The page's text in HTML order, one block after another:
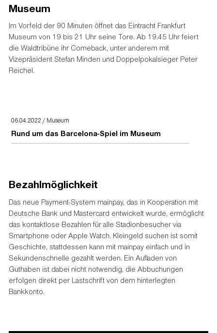
Museum
Im Vorfeld der 90 Minuten öffnet das Eintracht Frankfurt
Museum von 19 bis 21 Uhr seine Tore. Ab 19.45 Uhr feiert
die Waldtribüne ihr Comeback, unter anderem mit
Vizepräsident Stefan Minden und Doppelpokalsieger Peter
Reichel.
06.04.2022 / Museum
Rund um das Barcelona-Spiel im Museum
Bezahlmöglichkeit
Das neue Payment-System mainpay, das in Kooperation mit
Deutsche Bank und Mastercard entwickelt wurde, ermöglicht
das kontaktlose Bezahlen für alle Stadionbesucher via
Smartphone oder Apple Watch. Kleingeld suchen ist somit
Geschichte, stattdessen kann mit mainpay einfach und in
Sekundenschnelle gezahlt werden. Ein Aufladen von
Guthaben ist dabei nicht notwendig, die Abbuchungen
erfolgen direkt per Lastschrift von dem hinterlegten
Bankkonto.